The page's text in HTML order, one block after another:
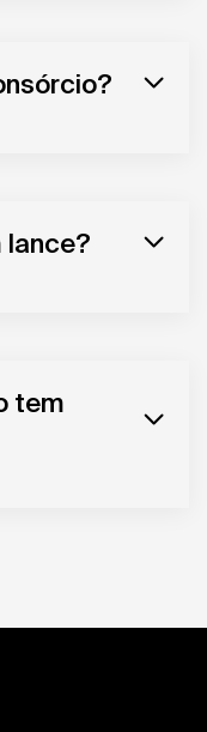
lance?
tem